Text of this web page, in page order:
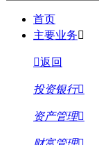
首页
主要业务
返回
投资银行
资产管理